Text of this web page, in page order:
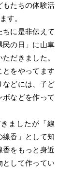
もたちの体験活
す。
に是非伝えて
民の日」に山車
だきました。
とをやってます
などには、子ど
などを作って
ましたが「線
香」として知
香をもっと身近
として作ってい